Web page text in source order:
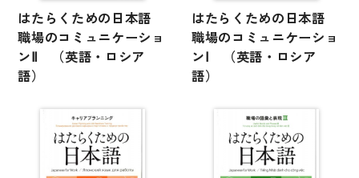
言語学
試験対策
日本語教育事情
多言語社会・言語政策
言語の諸相
はたらくための日本語
職場のコミュニケーショ
ンⅡ （英語・ロシア
語）
はたらくための日本語
職場のコミュニケーショ
ンⅠ （英語・ロシア
語）